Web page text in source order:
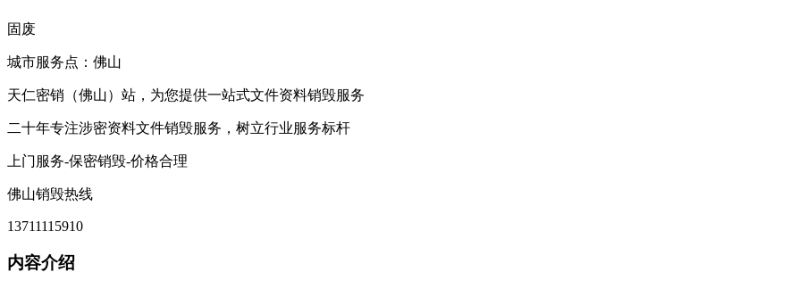
固废
城市服务点：佛山
天仁密销（佛山）站，为您提供一站式文件资料销毁服务
二十年专注涉密资料文件销毁服务，树立行业服务标杆
上门服务-保密销毁-价格合理
佛山销毁热线
13711115910
内容介绍